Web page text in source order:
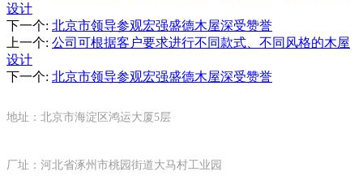
设计
下一个: 北京市领导参观宏强盛德木屋深受赞誉
上一个: 公司可根据客户要求进行不同款式、不同风格的木屋
设计
下一个: 北京市领导参观宏强盛德木屋深受赞誉
地址：北京市海淀区鸿运大厦5层
厂址：河北省涿州市桃园街道大马村工业园